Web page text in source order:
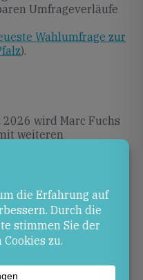
Umfrageverläufe
Wahlumfrage zur
).
2026 wird Marc Fuchs
weiteren
2026 in